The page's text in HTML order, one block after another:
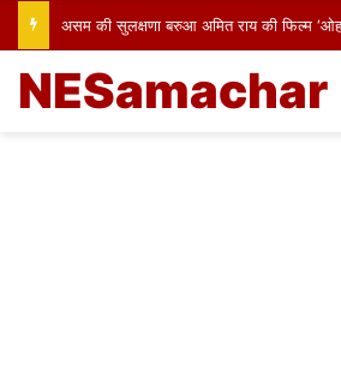
NESamachar